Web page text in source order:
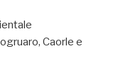
Caorle e